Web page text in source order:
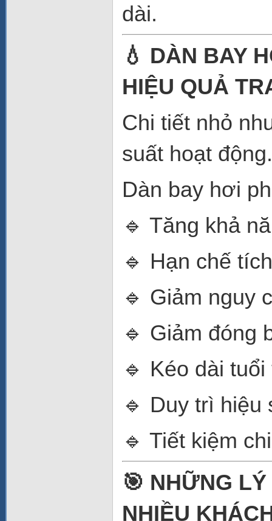
dài.
💧 DÀN BAY
HIỆU QUẢ
Chi tiết nhỏ
suất hoạt động.
Dàn bay hơi
🔹 Tăng khả
🔹 Hạn chế
🔹 Giảm nguy
🔹 Giảm đóng
🔹 Kéo dài
🔹 Duy trì hiệu
🔹 Tiết kiệm
🎯 NHỮNG
NHIỀU